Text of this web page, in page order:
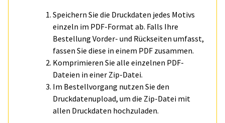
Speichern Sie die Druckdaten jedes Motivs
einzeln im PDF-Format ab. Falls Ihre
Bestellung Vorder- und Rückseiten umfasst,
fassen Sie diese in einem PDF zusammen.
Komprimieren Sie alle einzelnen PDF-
Dateien in einer Zip-Datei.
Im Bestellvorgang nutzen Sie den
Druckdatenupload, um die Zip-Datei mit
allen Druckdaten hochzuladen.